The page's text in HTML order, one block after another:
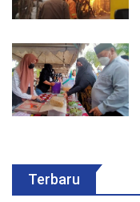
Terbaru